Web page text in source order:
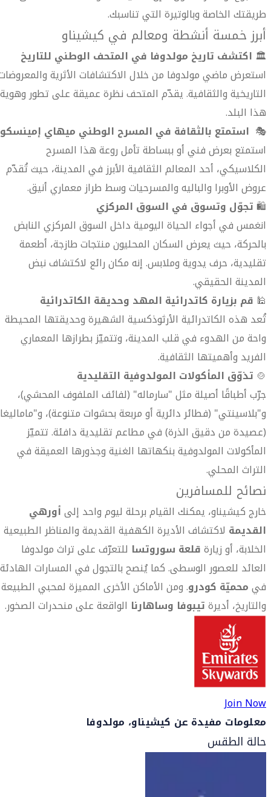
طريقتك الخاصة وبالوتيرة التي تناسبك.
أبرز خمسة أنشطة ومعالم في كيشيناو
🏛️ اكتشف تاريخ مولدوفا في المتحف الوطني للتاريخ
استعرض ماضي مولدوفا من خلال الاكتشافات الأثرية
التاريخية والثقافية. يقدّم المتحف نظرة عميقة على تطور وهوية
هذا البلد.
🎭 استمتع بالثقافة في المسرح الوطني ميهاي إمينسكو
استمتع بعرض فني أو ببساطة تأمل روعة هذا المسرح
الكلاسيكي، أحد المعالم الثقافية الأبرز في المدينة، حيث تُقدّم
عروض الأوبرا والباليه والمسرحيات وسط طراز معماري أنيق.
🛍️تجوّل وتسوق في السوق المركزي
انغمس في أجواء الحياة اليومية داخل السوق المركزي النابض
بالحركة، حيث يعرض السكان المحليون منتجات طازجة، أطعمة
تقليدية، حرف يدوية وملابس. إنه مكان رائع لاكتشاف نبض
المدينة الحقيقي.
🕌 قم بزيارة كاتدرائية المهد وحديقة الكاتدرائية
تُعد هذه الكاتدرائية الأرثوذكسية الشهيرة وحديقتها المحيطة
واحة من الهدوء في قلب المدينة، وتتميّز بطرازها المعماري
الفريد وأهميتها الثقافية.
🍲 تذوّق المأكولات المولدوفية التقليدية
جرّب أطباقًا أصيلة مثل "سارماله" (لفائف الملفوف المحشي)،
و"بلاسينتي" (فطائر دائرية أو مربعة بحشوات متنوعة)،
(عصيدة من دقيق الذرة) في مطاعم تقليدية دافئة. تتميّز
المأكولات المولدوفية بنكهاتها الغنية وجذورها العميقة في
التراث المحلي.
نصائح للمسافرين
خارج كيشيناو، يمكنك القيام برحلة ليوم واحد إلىأورهي
القديمة لاكتشاف الأديرة الكهفية القديمة والمناظر الطبيعية
الخلابة، أو زيارةقلعة سوروتسا للتعرّف على تراث مولدوفا
العائد للعصور الوسطى. كما يُنصح بالتجول في المسارات الهادئة
فيمحميّة كودرو. ومن الأماكن الأخرى المميزة لمحبي الطبيعة
والتاريخ، أديرةتيبوفا وساهارنا الواقعة على منحدرات الصخور.
Join Now
معلومات مفيدة عن كيشيناو، مولدوفا
حالة الطقس